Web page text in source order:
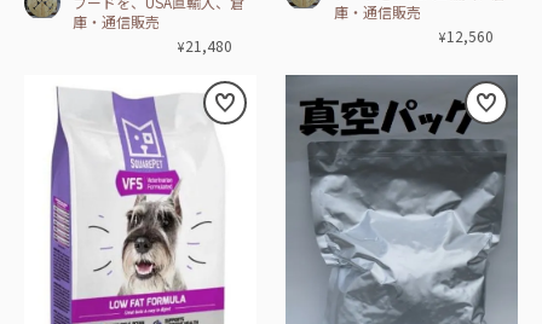
庫・通信販売
¥21,480
庫・通信販売
¥12,560